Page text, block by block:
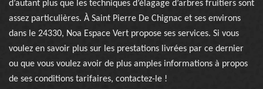
d’autant plus que les techniques d’élagage d’arbres fruitiers sont
assez particulières. À Saint Pierre De Chignac et ses environs
dans le 24330, Noa Espace Vert propose ses services. Si vous
voulez en savoir plus sur les prestations livrées par ce dernier
ou que vous voulez avoir de plus amples informations à propos
de ses conditions tarifaires, contactez-le !